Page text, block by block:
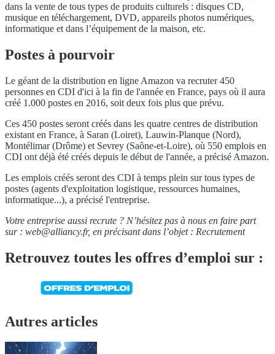
dans la vente de tous types de produits culturels : disques CD,
musique en téléchargement, DVD, appareils photos numériques,
informatique et dans l’équipement de la maison, etc.
Postes à pourvoir
Le géant de la distribution en ligne Amazon va recruter 450
personnes en CDI d'ici à la fin de l'année en France, pays où il aura
créé 1.000 postes en 2016, soit deux fois plus que prévu.
Ces 450 postes seront créés dans les quatre centres de distribution
existant en France, à Saran (Loiret), Lauwin-Planque (Nord),
Montélimar (Drôme) et Sevrey (Saône-et-Loire), où 550 emplois en
CDI ont déjà été créés depuis le début de l'année, a précisé Amazon.
Les emplois créés seront des CDI à temps plein sur tous types de
postes (agents d'exploitation logistique, ressources humaines,
informatique...), a précisé l'entreprise.
Votre entreprise aussi recrute ? N’hésitez pas à nous en faire part
sur : web@alliancy.fr, en précisant dans l’objet : Recrutement
Retrouvez toutes les offres d’emploi sur :
Autres articles